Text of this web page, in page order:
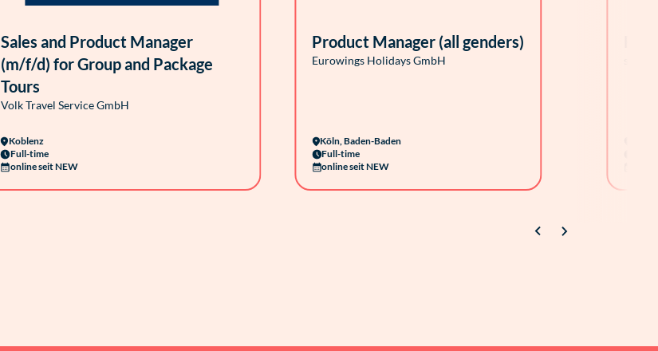
Sales and Product Manager
(m/f/d) for Group and Package
Tours
Volk Travel Service GmbH
Koblenz
Full-time
online seit NEW
Product Manager (all genders)
Eurowings Holidays GmbH
Köln, Baden-Baden
Full-time
online seit NEW